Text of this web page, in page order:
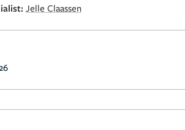
Jelle Claassen